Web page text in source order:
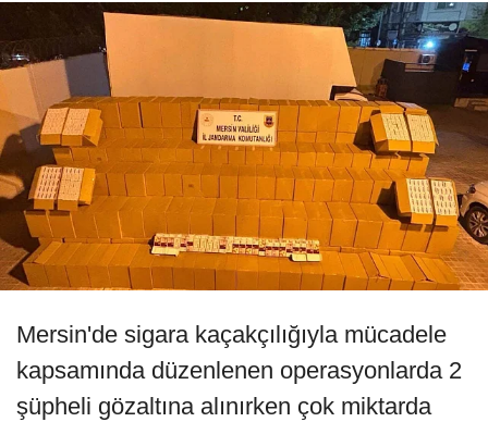
Mersin'de sigara kaçakçılığıyla mücadele
kapsamında düzenlenen operasyonlarda 2
şüpheli gözaltına alınırken çok miktarda